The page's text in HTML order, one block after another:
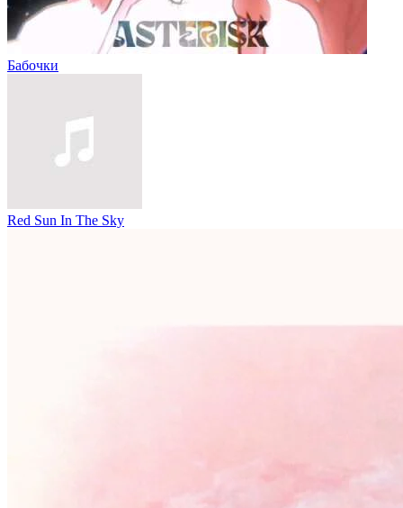
Бабочки
Red Sun In The Sky